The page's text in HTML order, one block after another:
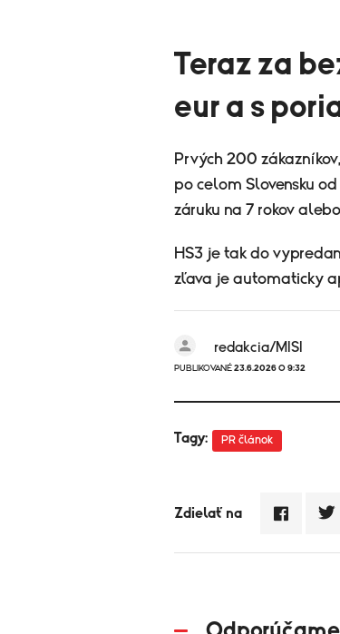
Teraz za
eur a s
Prvých 200
po celom Slovensku
záruku na 7 rokov
HS3 je tak do
zľava je automaticky
redakcia/MISI
PUBLIKOVANÉ 23.6.2026 O 9:32
Tagy: PR článok
Zdielať na